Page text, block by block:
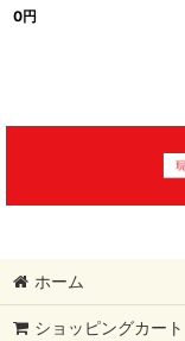
0円
ホーム
ショッピングカート